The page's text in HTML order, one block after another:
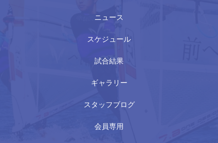
ニュース
スケジュール
試合結果
ギャラリー
スタッフブログ
会員専用